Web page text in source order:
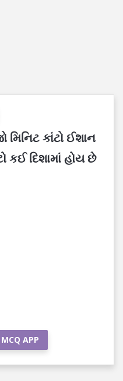
મિનિટ કાંટો ઈશાન
કઈ દિશામાં હોય છે
APP